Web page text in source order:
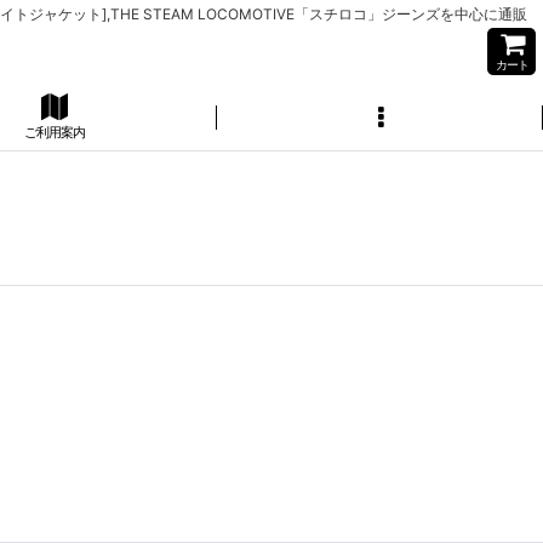
ジャケット],THE STEAM LOCOMOTIVE「スチロコ」ジーンズを中心に通販
カート
ご利用案内